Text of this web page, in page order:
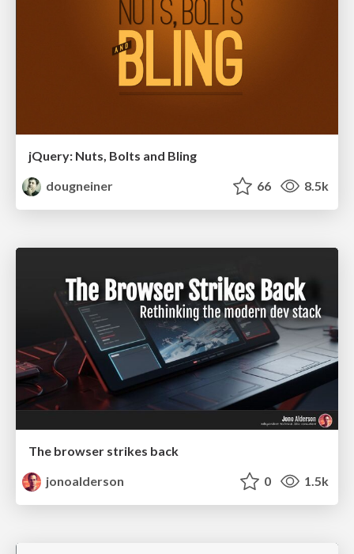
jQuery: Nuts, Bolts and Bling
dougneiner
66 8.5k
The browser strikes back
jonoalderson
0 1.5k